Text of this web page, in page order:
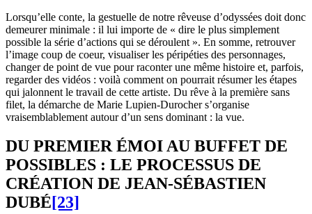
Lorsqu’elle conte, la gestuelle de notre rêveuse d’odyssées doit donc
demeurer minimale : il lui importe de « dire le plus simplement
possible la série d’actions qui se déroulent ». En somme, retrouver
l’image coup de coeur, visualiser les péripéties des personnages,
changer de point de vue pour raconter une même histoire et, parfois,
regarder des vidéos : voilà comment on pourrait résumer les étapes
qui jalonnent le travail de cette artiste. Du rêve à la première sans
filet, la démarche de Marie Lupien-Durocher s’organise
vraisemblablement autour d’un sens dominant : la vue.
DU PREMIER ÉMOI AU BUFFET DE
POSSIBLES : LE PROCESSUS DE
CRÉATION DE JEAN-SÉBASTIEN
DUBÉ[23]